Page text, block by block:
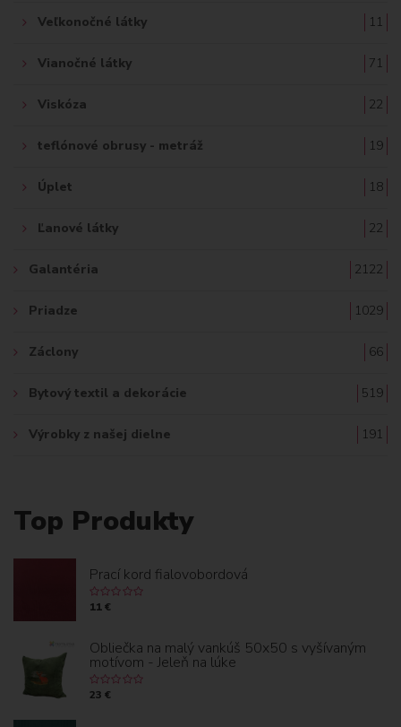
Veľkonočné látky 11
Vianočné látky 71
Viskóza 22
teflónové obrusy - metráž 19
Úplet 18
Ľanové látky 22
Galantéria 2122
Priadze 1029
Záclony 66
Bytový textil a dekorácie 519
Výrobky z našej dielne 191
Top Produkty
Prací kord fialovobordová
11 €
Obliečka na malý vankúš 50x50 s vyšívaným
motívom - Jeleň na lúke
23 €